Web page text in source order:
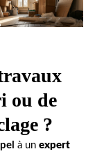
ou de
?
à un expert